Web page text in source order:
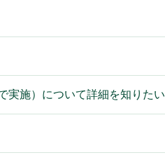
実施）について詳細を知りたい